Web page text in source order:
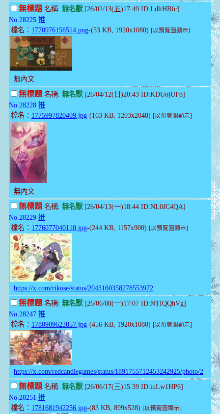
無標題名稱: 無名獸[26/02/13(五)17:49 ID:LdltHBfc]
No.28225 推
檔名： 1770976156514.png-(53 KB, 1920x1080) [以預覽圖顯示]
無內文
無標題名稱: 無名獸[26/04/12(日)20:43 ID:KDUojUFo]
No.28228 推
檔名： 1775997820409.jpg-(163 KB, 1203x2048) [以預覽圖顯示]
無內文
無標題名稱: 無名獸[26/04/13(一)18:44 ID:NL0JC4QA]
No.28229 推
檔名： 1776077040110.jpg-(244 KB, 1157x900) [以預覽圖顯示]
https://x.com/rikose/status/2043160358278553972
無標題名稱: 無名獸[26/06/08(一)17:07 ID:NTIQQhVg]
No.28247 推
檔名： 1780909623857.jpg-(456 KB, 1920x1080) [以預覽圖顯示]
https://x.com/redcandlegames/status/1891755712453242925/photo/2
無標題名稱: 無名獸[26/06/17(三)15:39 ID:iuLw1HP6]
No.28251 推
檔名： 1781681942256.jpg-(83 KB, 899x528) [以預覽圖顯示]